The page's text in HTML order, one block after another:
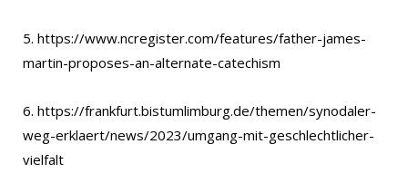
5. https://www.ncregister.com/features/father-james-
martin-proposes-an-alternate-catechism
6. https://frankfurt.bistumlimburg.de/themen/synodaler-
weg-erklaert/news/2023/umgang-mit-geschlechtlicher-
vielfalt